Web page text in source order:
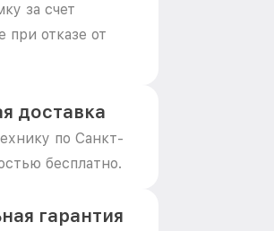
за счет
при отказе от
доставка
по Санкт-
бесплатно.
гарантия